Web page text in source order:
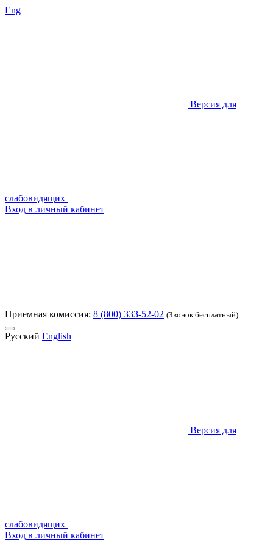
Eng
Версия для
слабовидящих
Вход в личный кабинет
Приемная комиссия: 8 (800) 333-52-02 (Звонок бесплатный)
Русский English
Версия для
слабовидящих
Вход в личный кабинет